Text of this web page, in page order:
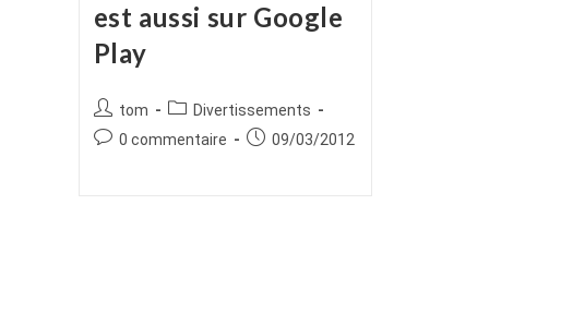
est aussi sur Google
Play
Auteur/autrice
de
tom
Post
category:
Divertissements
Commentaires
0 commentaire
Publication
09/03/2012